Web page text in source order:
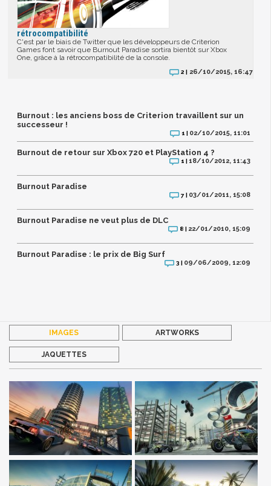
rétrocompatibilité
C'est par le biais de Twitter que les développeurs de Criterion
Games font savoir que Burnout Paradise sortira bientôt sur Xbox
One, grâce à la rétrocompatibilité de la console.
2 | 26/10/2015, 16:47
Burnout : les anciens boss de Criterion travaillent sur un
successeur !
1 | 02/10/2015, 11:01
Burnout de retour sur Xbox 720 et PlayStation 4 ?
1 |18/10/2012, 11:43
Burnout Paradise
7 | 03/01/2011, 15:08
Burnout Paradise ne veut plus de DLC
8 | 22/01/2010, 15:09
Burnout Paradise : le prix de Big Surf
3 | 09/06/2009, 12:09
IMAGES ARTWORKS
JAQUETTES